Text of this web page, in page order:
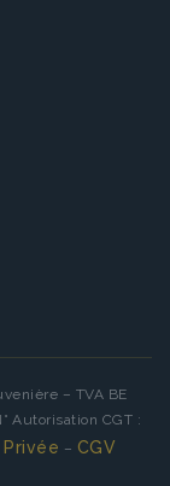
– TVA BE
Autorisation CGT :
Privée – CGV